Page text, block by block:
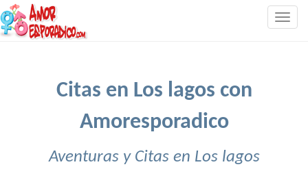
Citas en Los lagos con
Amoresporadico
Aventuras y Citas en Los lagos